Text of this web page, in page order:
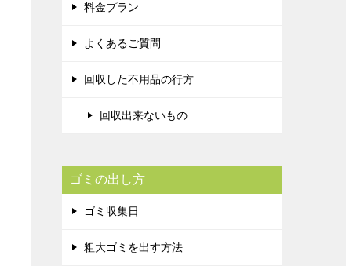
料金プラン
よくあるご質問
回収した不用品の行方
回収出来ないもの
ゴミの出し方
ゴミ収集日
粗大ゴミを出す方法